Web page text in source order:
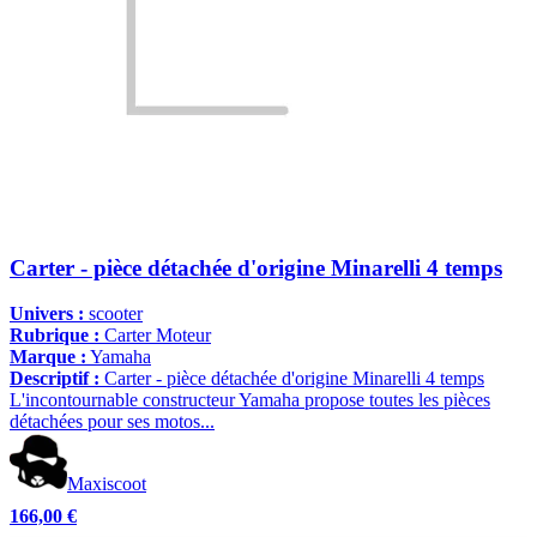
Carter - pièce détachée d'origine Minarelli 4 temps
Univers : scooter
Rubrique : Carter Moteur
Marque : Yamaha
Descriptif : Carter - pièce détachée d'origine Minarelli 4 temps
L'incontournable constructeur Yamaha propose toutes les pièces
détachées pour ses motos...
Maxiscoot
166,00 €